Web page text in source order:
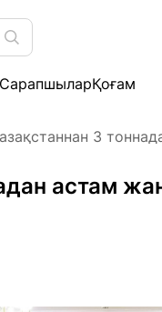
СарапшыларҚоғам
3
астам